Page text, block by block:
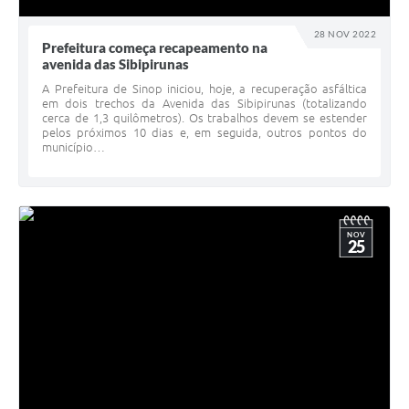
28 NOV 2022
Prefeitura começa recapeamento na
avenida das Sibipirunas
A Prefeitura de Sinop iniciou, hoje, a recuperação asfáltica
em dois trechos da Avenida das Sibipirunas (totalizando
cerca de 1,3 quilômetros). Os trabalhos devem se estender
pelos próximos 10 dias e, em seguida, outros pontos do
município…
NOV
25